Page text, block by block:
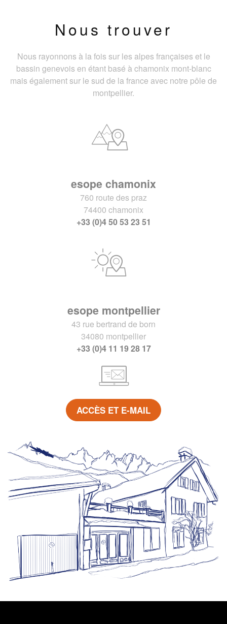
Nous trouver
Nous rayonnons à la fois sur les alpes françaises et le
bassin genevois en étant basé à chamonix mont-blanc
mais également sur le sud de la france avec notre pôle de
montpellier.
esope chamonix
760 route des praz
74400 chamonix
+33 (0)4 50 53 23 51
esope montpellier
43 rue bertrand de born
34080 montpellier
+33 (0)4 11 19 28 17
ACCÈS ET E-MAIL